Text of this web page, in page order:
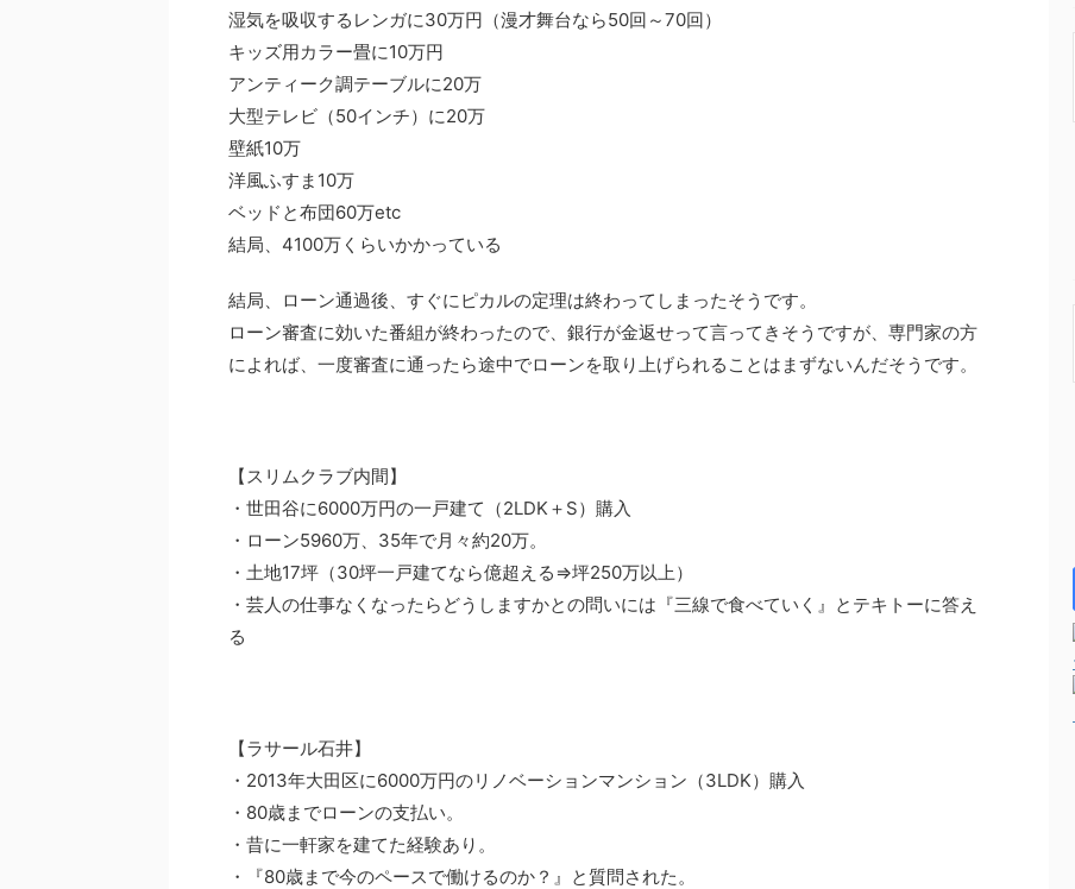
湿気を吸収するレンガに30万円（漫才舞台なら50回～70回）
キッズ用カラー畳に10万円
アンティーク調テーブルに20万
大型テレビ（50インチ）に20万
壁紙10万
洋風ふすま10万
ベッドと布団60万etc
結局、4100万くらいかかっている
結局、ローン通過後、すぐにピカルの定理は終わってしまったそうです。
ローン審査に効いた番組が終わったので、銀行が金返せって言ってきそうですが、専門家の方
によれば、一度審査に通ったら途中でローンを取り上げられることはまずないんだそうです。
【スリムクラブ内間】
・世田谷に6000万円の一戸建て（2LDK＋S）購入
・ローン5960万、35年で月々約20万。
・土地17坪（30坪一戸建てなら億超える⇒坪250万以上）
・芸人の仕事なくなったらどうしますかとの問いには『三線で食べていく』とテキトーに答え
る
【ラサール石井】
・2013年大田区に6000万円のリノベーションマンション（3LDK）購入
・80歳までローンの支払い。
・昔に一軒家を建てた経験あり。
・『80歳まで今のペースで働けるのか？』と質問された。